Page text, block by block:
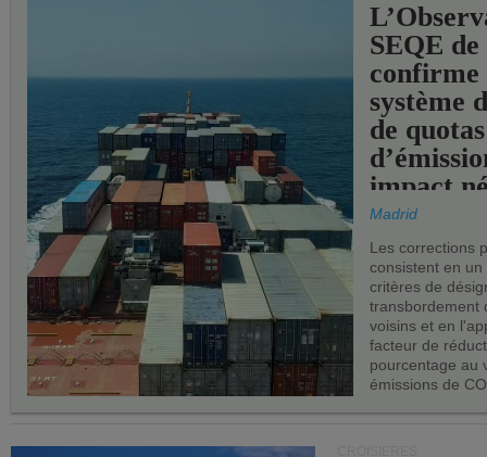
SEQE de
confirme
système
de quotas
impact
les ports
Madrid
Les corrections
consistent en
critères de
transbordement
voisins et en
facteur de
pourcentage au
émissions de